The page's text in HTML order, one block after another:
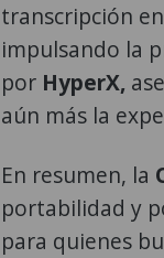
transcripción
impulsando la
por HyperX,
aún más la
En resumen, la
portabilidad y
para quienes